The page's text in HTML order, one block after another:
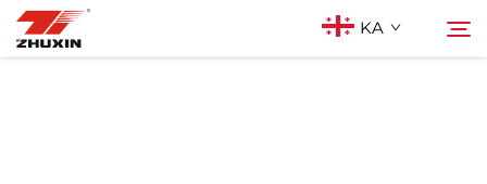
KA